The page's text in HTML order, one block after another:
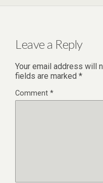
Leave a Reply
Your email address will
fields are marked *
Comment *